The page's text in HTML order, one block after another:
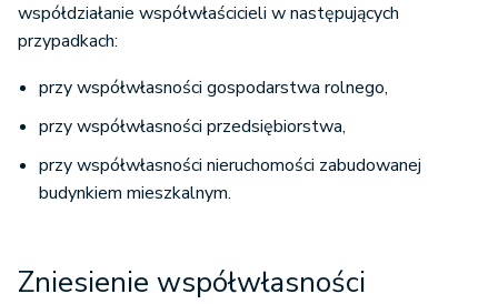
współdziałanie współwłaścicieli w następujących
przypadkach:
przy współwłasności gospodarstwa rolnego,
przy współwłasności przedsiębiorstwa,
przy współwłasności nieruchomości zabudowanej
budynkiem mieszkalnym.
Zniesienie współwłasności